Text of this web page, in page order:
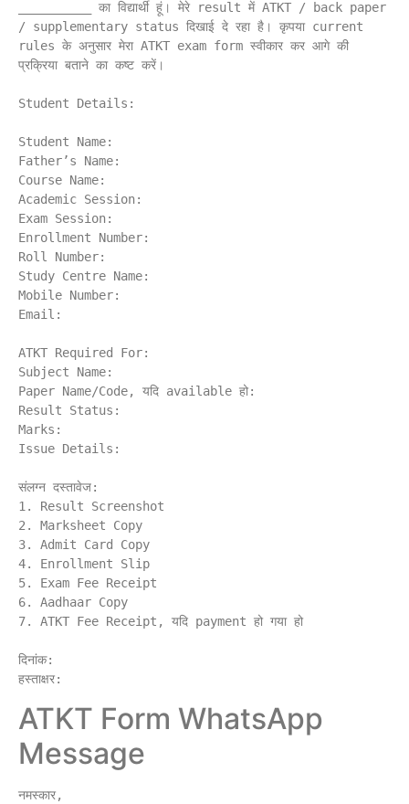
__________ का विद्यार्थी हूं। मेरे result में ATKT / back paper
/ supplementary status दिखाई दे रहा है। कृपया current
rules के अनुसार मेरा ATKT exam form स्वीकार कर आगे की
प्रक्रिया बताने का कष्ट करें।
Student Details:
Student Name:
Father’s Name:
Course Name:
Academic Session:
Exam Session:
Enrollment Number:
Roll Number:
Study Centre Name:
Mobile Number:
Email:
ATKT Required For:
Subject Name:
Paper Name/Code, यदि available हो:
Result Status:
Marks:
Issue Details:
संलग्न दस्तावेज:
1. Result Screenshot
2. Marksheet Copy
3. Admit Card Copy
4. Enrollment Slip
5. Exam Fee Receipt
6. Aadhaar Copy
7. ATKT Fee Receipt, यदि payment हो गया हो
दिनांक:
ATKT Form WhatsApp
Message
नमस्कार,